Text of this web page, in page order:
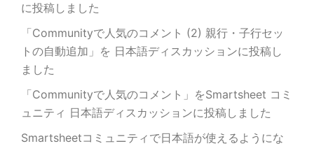
に投稿しました
「Communityで人気のコメント (2) 親行・子行セッ
トの自動追加」を 日本語ディスカッションに投稿し
ました
「Communityで人気のコメント」をSmartsheet コミ
ュニティ 日本語ディスカッションに投稿しました
Smartsheetコミュニティで日本語が使えるようにな